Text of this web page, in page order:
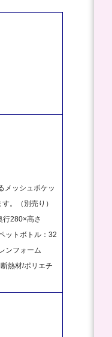
メッシュポケッ
。（別売り）
280×高さ
ットボトル：32
ンフォーム
熱材/ポリエチ